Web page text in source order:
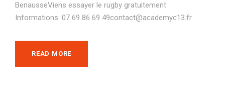
BenausseViens essayer le rugby gratuitement
Informations :07 69 86 69 49contact@academyc13.fr
READ MORE